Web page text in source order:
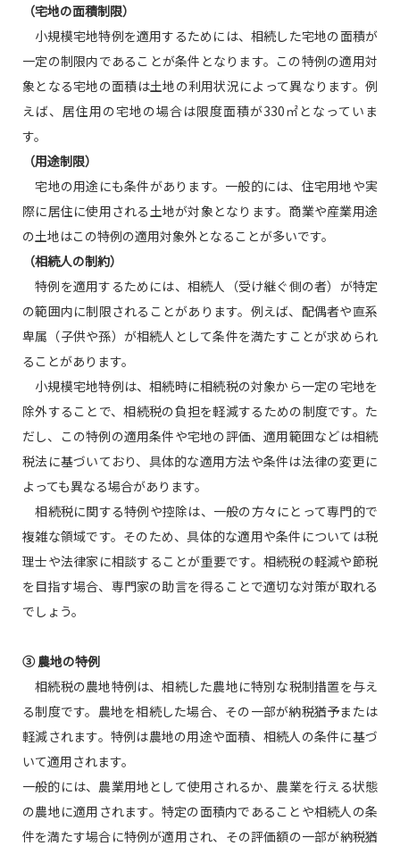
（宅地の面積制限）
小規模宅地特例を適用するためには、相続した宅地の面積が
一定の制限内であることが条件となります。この特例の適用対
象となる宅地の面積は土地の利用状況によって異なります。例
えば、居住用の宅地の場合は限度面積が330㎡となっていま
す。
（用途制限）
宅地の用途にも条件があります。一般的には、住宅用地や実
際に居住に使用される土地が対象となります。商業や産業用途
の土地はこの特例の適用対象外となることが多いです。
（相続人の制約）
特例を適用するためには、相続人（受け継ぐ側の者）が特定
の範囲内に制限されることがあります。例えば、配偶者や直系
卑属（子供や孫）が相続人として条件を満たすことが求められ
ることがあります。
小規模宅地特例は、相続時に相続税の対象から一定の宅地を
除外することで、相続税の負担を軽減するための制度です。た
だし、この特例の適用条件や宅地の評価、適用範囲などは相続
税法に基づいており、具体的な適用方法や条件は法律の変更に
よっても異なる場合があります。
相続税に関する特例や控除は、一般の方々にとって専門的で
複雑な領域です。そのため、具体的な適用や条件については税
理士や法律家に相談することが重要です。相続税の軽減や節税
を目指す場合、専門家の助言を得ることで適切な対策が取れる
でしょう。
③ 農地の特例
相続税の農地特例は、相続した農地に特別な税制措置を与え
る制度です。農地を相続した場合、その一部が納税猶予または
軽減されます。特例は農地の用途や面積、相続人の条件に基づ
いて適用されます。
一般的には、農業用地として使用されるか、農業を行える状態
の農地に適用されます。特定の面積内であることや相続人の条
件を満たす場合に特例が適用され、その評価額の一部が納税猶